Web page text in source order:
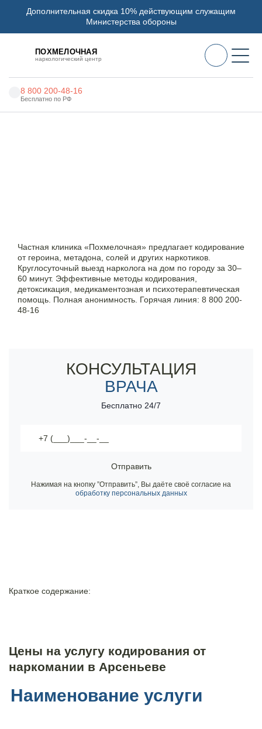
Дополнительная скидка 10% действующим служащим
Министерства обороны
ПОХМЕЛОЧНАЯ
наркологический центр
8 800 200-48-16
Бесплатно по РФ
О нас
Контакты
8 800 200-48-16
ООО «Медицинская компания «Наркологический центр»
г. Арсеньев, ул. Ломоносова, 2
info@mk-narkolog-centr
КОНСУЛЬТАЦИЯ
ВРАЧА
Бесплатно 24/7
Отправить
Нажимая на кнопку ”Отправить”, Вы даёте своё согласие на
обработку персональных данных
Частная клиника «Похмелочная» предлагает кодирование
от героина, метадона, солей и других наркотиков.
Круглосуточный выезд нарколога на дом по городу за 30–
60 минут. Эффективные методы кодирования,
детоксикация, медикаментозная и психотерапевтическая
помощь. Полная анонимность. Горячая линия: 8 800 200-
48-16
Краткое содержание:
Цены на услугу кодирования от
наркомании в Арсеньеве
Наименование услуги